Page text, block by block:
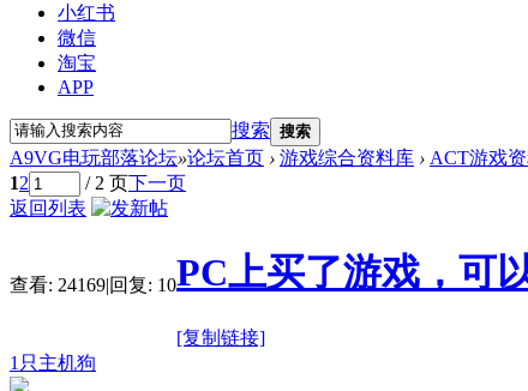
小红书
微信
淘宝
APP
搜索 搜索
A9VG电玩部落论坛»论坛首页 › 游戏综合资料库 › ACT游戏
12 / 2 页下一页
返回列表
查看: 24169|回复: 10PC上买了游戏，可
[复制链接]
1只主机狗